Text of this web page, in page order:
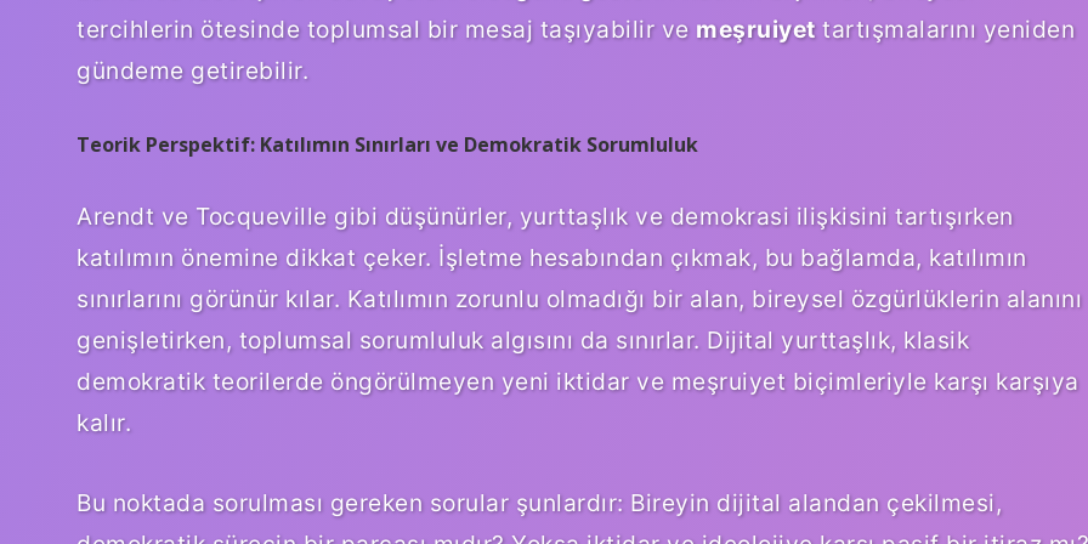
tercihlerin ötesinde toplumsal bir mesaj taşıyabilir ve meşruiyettartışmalarını yeniden
gündeme getirebilir.
Teorik Perspektif: Katılımın Sınırları ve Demokratik Sorumluluk
Arendt ve Tocqueville gibi düşünürler, yurttaşlık ve demokrasi ilişkisini tartışırken
katılımın önemine dikkat çeker. İşletme hesabından çıkmak, bu bağlamda, katılımın
sınırlarını görünür kılar. Katılımın zorunlu olmadığı bir alan, bireysel özgürlüklerin alanını
genişletirken, toplumsal sorumluluk algısını da sınırlar. Dijital yurttaşlık, klasik
demokratik teorilerde öngörülmeyen yeni iktidar ve meşruiyet biçimleriyle karşı karşıya
kalır.
Bu noktada sorulması gereken sorular şunlardır: Bireyin dijital alandan çekilmesi,